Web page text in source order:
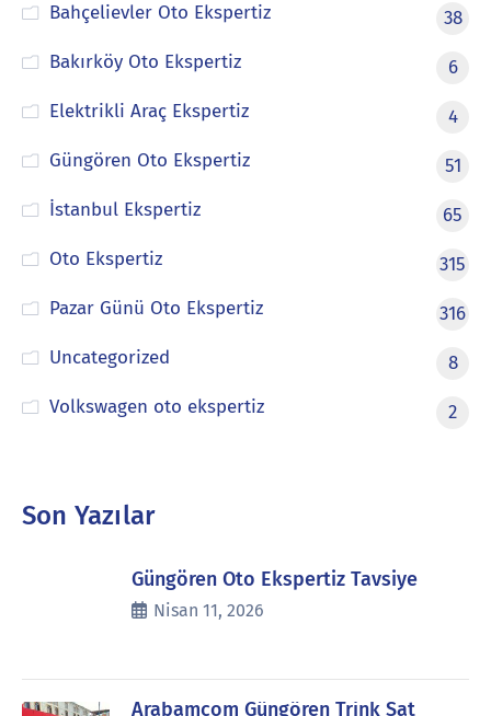
Bahçelievler Oto Ekspertiz
38
Bakırköy Oto Ekspertiz
6
Elektrikli Araç Ekspertiz
4
Güngören Oto Ekspertiz
51
İstanbul Ekspertiz
65
Oto Ekspertiz
315
Pazar Günü Oto Ekspertiz
316
Uncategorized
8
Volkswagen oto ekspertiz
2
Son Yazılar
Güngören Oto Ekspertiz Tavsiye
Nisan 11, 2026
Arabamcom Güngören Trink Sat